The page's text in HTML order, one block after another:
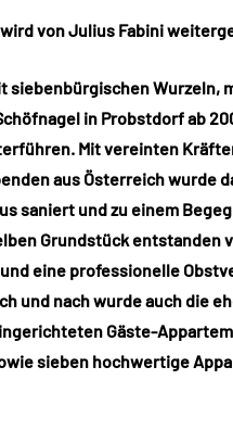
von Julius Fabini
siebenbürgischen Wurzeln,
in Probstdorf ab
Mit vereinten
aus Österreich wurde
saniert und zu einem
Grundstück entstanden
eine professionelle
und nach wurde auch die
Gäste-
sieben hochwertige